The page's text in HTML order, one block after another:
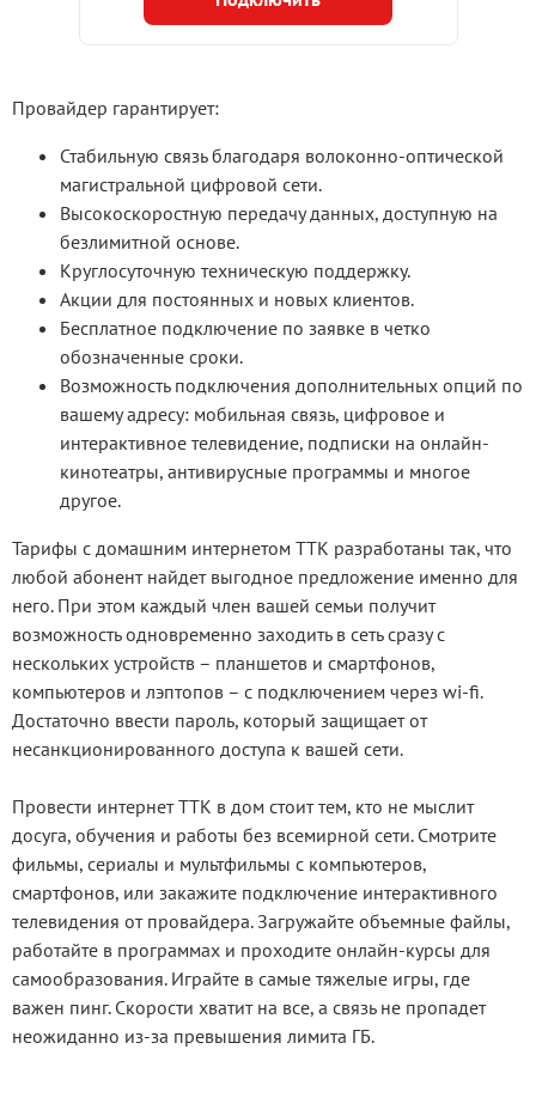
Провайдер гарантирует:
Стабильную связь благодаря волоконно-оптической
магистральной цифровой сети.
Высокоскоростную передачу данных, доступную на
безлимитной основе.
Круглосуточную техническую поддержку.
Акции для постоянных и новых клиентов.
Бесплатное подключение по заявке в четко
обозначенные сроки.
Возможность подключения дополнительных опций по
вашему адресу: мобильная связь, цифровое и
интерактивное телевидение, подписки на онлайн-
кинотеатры, антивирусные программы и многое
другое.
Тарифы с домашним интернетом ТТК разработаны так, что
любой абонент найдет выгодное предложение именно для
него. При этом каждый член вашей семьи получит
возможность одновременно заходить в сеть сразу с
нескольких устройств – планшетов и смартфонов,
компьютеров и лэптопов – с подключением через wi-fi.
Достаточно ввести пароль, который защищает от
несанкционированного доступа к вашей сети.
Провести интернет ТТК в дом стоит тем, кто не мыслит
досуга, обучения и работы без всемирной сети. Смотрите
фильмы, сериалы и мультфильмы с компьютеров,
смартфонов, или закажите подключение интерактивного
телевидения от провайдера. Загружайте объемные файлы,
работайте в программах и проходите онлайн-курсы для
самообразования. Играйте в самые тяжелые игры, где
важен пинг. Скорости хватит на все, а связь не пропадет
неожиданно из-за превышения лимита ГБ.